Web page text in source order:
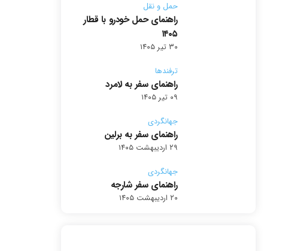
حمل و نقل
راهنمای حمل خودرو با قطار
۱۴۰۵
۳۰ تیر ۱۴۰۵
ترفندها
راهنمای سفر به لامرد
۰۹ تیر ۱۴۰۵
جهانگردی
راهنمای سفر به برلین
۲۹ اردیبهشت ۱۴۰۵
جهانگردی
راهنمای سفر شارجه
۲۰ اردیبهشت ۱۴۰۵